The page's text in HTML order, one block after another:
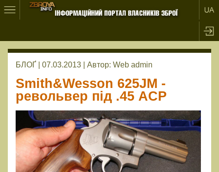
БЛОҐ | 07.03.2013 | Автор: Web admin
Smith&Wesson 625JM -
револьвер під .45 ACP